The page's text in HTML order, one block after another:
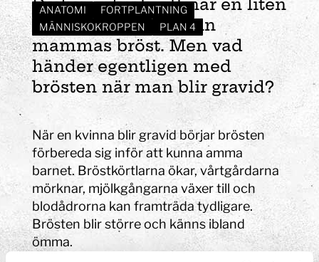
ANATOMI
FORTPLANTNING
MÄNNISKOKROPPEN
PLAN 4
Du har säkert sett när en liten
bebis får mat från sin
mammas bröst. Men vad
händer egentligen med
brösten när man blir gravid?
När en kvinna blir gravid börjar brösten
förbereda sig inför att kunna amma
barnet. Bröstkörtlarna ökar, vårtgårdarna
mörknar, mjölkgångarna växer till och
blodådrorna kan framträda tydligare.
Brösten blir större och känns ibland
ömma.